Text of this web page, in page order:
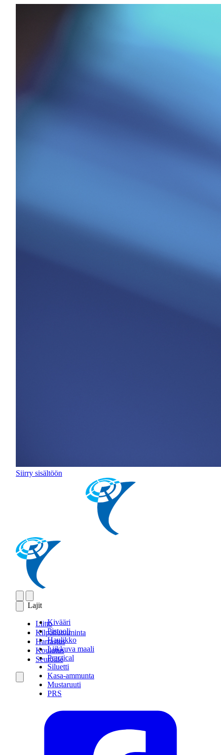
Siirry sisältöön
Lajit
Kivääri
Pistooli
Haulikko
Liikkuva maali
Practical
Siluetti
Kasa-ammunta
Mustaruuti
PRS
Liitto
Kilpailutoiminta
Harrastus
Koulutus
Seuroille